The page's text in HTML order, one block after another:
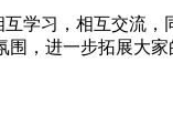
习，相互交流，
，进一步拓展大家